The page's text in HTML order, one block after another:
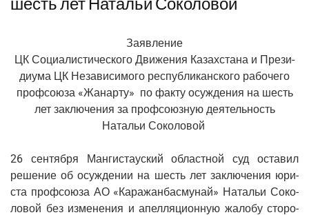
шесть лет Натальи Соколовой
Заяв­ле­ние
ЦК Соци­а­ли­сти­че­ско­го Дви­же­ния Казах­ста­на и Пре­зи­
ди­у­ма ЦК Неза­ви­си­мо­го рес­пуб­ли­кан­ско­го рабо­че­го
проф­со­ю­за «Жанар­ту» по фак­ту осуж­де­ния на шесть
лет заклю­че­ния за проф­со­юз­ную дея­тель­ность
Ната­льи Соколовой
26 сен­тяб­ря Ман­ги­ста­ус­кий област­ной суд оста­вил
реше­ние об осуж­де­нии на шесть лет заклю­че­ния юри­
ста проф­со­ю­за АО «Кара­жан­бас­му­най» Ната­льи Соко­
ло­вой без изме­не­ния и апел­ля­ци­он­ную жало­бу сто­ро­